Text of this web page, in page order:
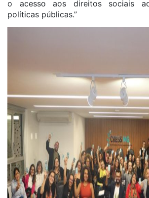
o acesso aos direitos sociais
políticas públicas.”